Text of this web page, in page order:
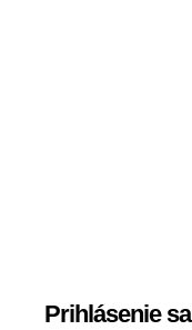
Prihlásenie